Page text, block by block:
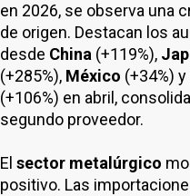
en 2026, se observa una
de origen. Destacan los
desde China (+119%),
(+285%), México (+34%) y
(+106%) en abril,
segundo proveedor.
El sector metalúrgico
positivo. Las